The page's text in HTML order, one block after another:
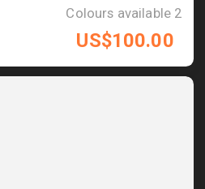
2
Colours available
US$100.00